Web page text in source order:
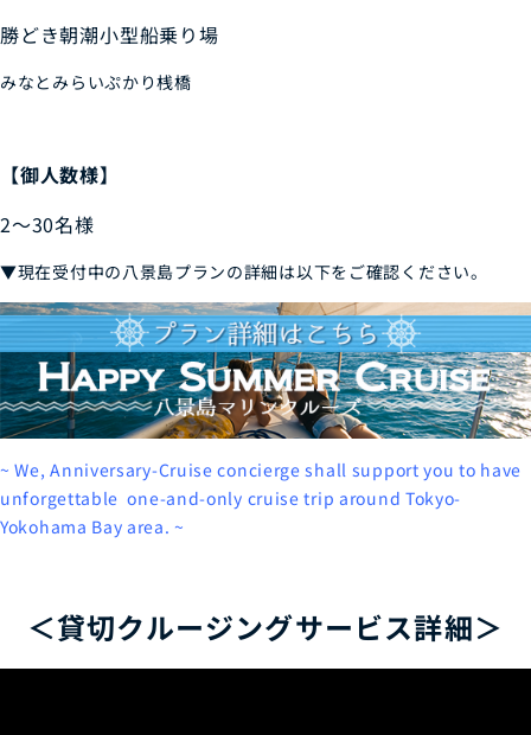
勝どき朝潮小型船乗り場
みなとみらいぷかり桟橋
【御人数様】
2～30名様
▼現在受付中の八景島プランの詳細は以下をご確認ください。
~ We, Anniversary-Cruise concierge shall support you to have
unforgettable one-and-only cruise trip around Tokyo-
Yokohama Bay area. ~
＜貸切クルージングサービス詳細＞